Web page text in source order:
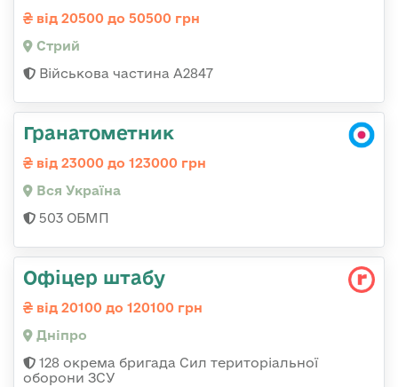
від 20500 до 50500 грн
Стрий
Військова частина А2847
Гранатометник
від 23000 до 123000 грн
Вся Україна
503 ОБМП
Офіцер штабу
від 20100 до 120100 грн
Дніпро
128 окрема бригада Сил територіальної
оборони ЗСУ